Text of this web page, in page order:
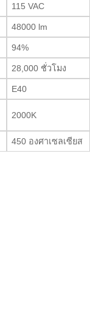
115 VAC
48000 lm
94%
28,000 ชั่วโมง
E40
2000K
450 องศาเซลเซียส